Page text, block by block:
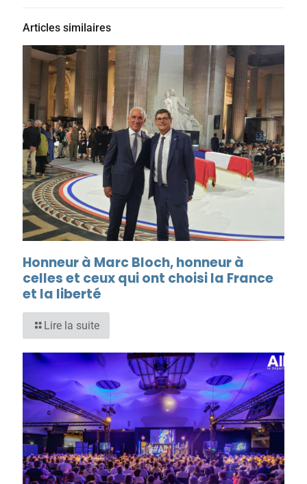
Articles similaires
Honneur à Marc Bloch, honneur à
celles et ceux qui ont choisi la France
et la liberté
Lire la suite